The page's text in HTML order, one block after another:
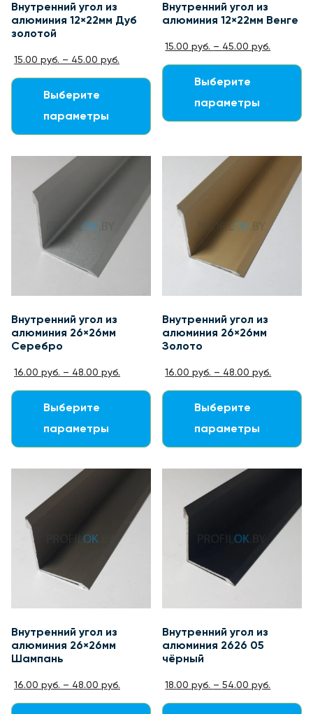
Внутренний угол из
алюминия 12×22мм Дуб
золотой
15.00 руб. – 45.00 руб.
Выберите
параметры
Внутренний угол из
алюминия 12×22мм Венге
15.00руб. – 45.00руб.
Выберите
параметры
Внутренний угол из
алюминия 26×26мм
Серебро
16.00 руб. – 48.00 руб.
Выберите
параметры
Внутренний угол из
алюминия 26×26мм
Золото
16.00руб. – 48.00руб.
Выберите
параметры
Внутренний угол из
алюминия 26×26мм
Шампань
16.00 руб. – 48.00 руб.
Внутренний угол из
алюминия 2626 05
чёрный
18.00руб. –54.00руб.